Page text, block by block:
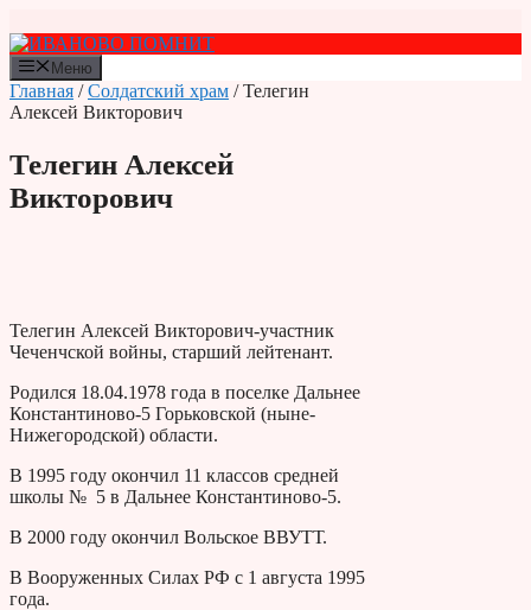
к
содержимому
Меню
Главная /Солдатский храм / Телегин
Алексей Викторович
Телегин Алексей
Викторович
Телегин Алексей Викторович-участник
Чеченчской войны, старший лейтенант.
Родился 18.04.1978 года в поселке Дальнее
Константиново-5 Горьковской (ныне-
Нижегородской) области.
В 1995 году окончил 11 классов средней
школы № 5 в Дальнее Константиново-5.
В 2000 году окончил Вольское ВВУТТ.
В Вооруженных Силах РФ с 1 августа 1995
года.